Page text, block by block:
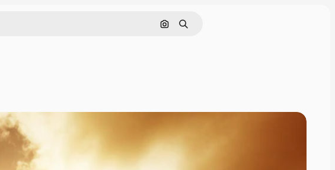
Buscar por imagen
Buscar